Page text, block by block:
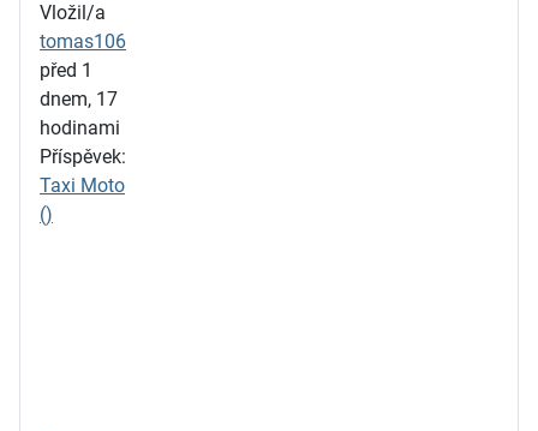
Vložil/a
tomas106
před 1
dnem, 17
hodinami
Příspěvek:
Taxi Moto
()